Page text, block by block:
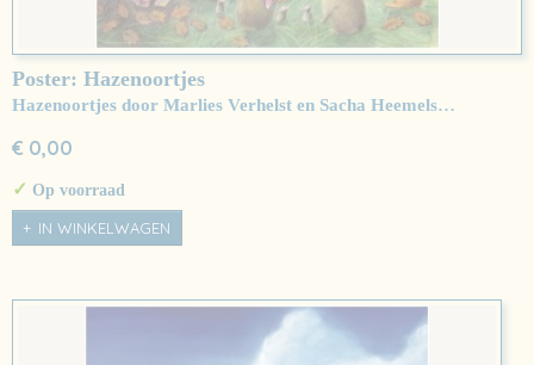
Poster: Hazenoortjes
Hazenoortjes door Marlies Verhelst en Sacha Heemels…
€ 0,00
✓ Op voorraad
IN WINKELWAGEN